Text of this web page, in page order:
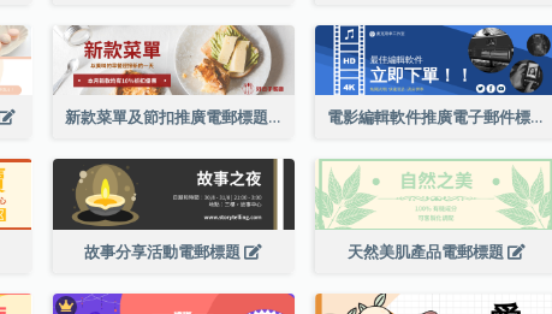
新款菜單及節扣推廣電郵標題 電影編輯軟件推廣電子郵件標題
故事分享活動電郵標題 天然美肌產品電郵標題